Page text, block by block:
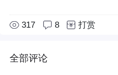
317 8 打赏
全部评论